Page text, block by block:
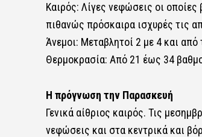
Καιρός: Λίγες νεφώσεις οι
πιθανώς πρόσκαιρα ισχυρές τις
Άνεμοι: Μεταβλητοί 2 με 4 και
Θερμοκρασία: Από 21 έως 34
Η πρόγνωση την Παρασκευή
Γενικά αίθριος καιρός. Τις
νεφώσεις και στα κεντρικά και